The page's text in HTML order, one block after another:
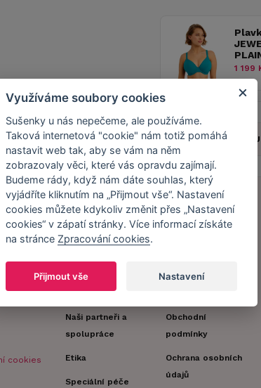
1 199
Caresse Clubu!
s
cookies
Náš příběh
Caresse v
médiích
Naši partneři a
spolupráce
Etika
Speciální péče
Zákaznický účet
Obchodní
podmínky
Ochrana osobních
údajů
Využíváme soubory cookies
Sušenky u nás nepečeme, ale používáme.
Taková internetová "cookie" nám totiž pomáhá
nastavit web tak, aby se vám na něm
zobrazovaly věci, které vás opravdu zajímají.
Budeme rády, když nám dáte souhlas, který
vyjádříte kliknutím na „Přijmout vše“. Nastavení
cookies můžete kdykoliv změnit přes „Nastavení
cookies“ v zápatí stránky. Více informací získáte
na stránce Zpracování cookies.
Přijmout vše Nastavení